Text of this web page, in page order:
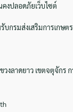
งปลอดภัยเว็บไซต์
บกรมส่งเสริมการเกษตร
งลาดยาว เขตจตุจักร